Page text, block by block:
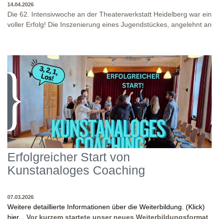
14.04.2026
Die 62. Intensivwoche an der Theaterwerkstatt Heidelberg war ein
voller Erfolg! Die Inszenierung eines Jugendstückes, angelehnt an
Auseinandersetzung mit den Inhalten und Themen dieser Stücke
statt, sowie eine enge Zusammenarbeit in den
Inszenierungsprozessen. Beide Inszenierungen wurden am Ende
auf unserer Bühne präsentiert! Wir danken allen Studierenden
und Dozenten für die gelungene Woche und für die tollen
Abschlusspräsentationen!
WO?
THEATERWERKSTATT HEIDELBERG: KLINGENTEICHSTR. 8, NÄHE
BUSHALTESTELLE PETERSKIRCHE (ALTSTADT)
WANN?
14.04.2026
Erfolgreicher Start von
Kunstanaloges Coaching
07.03.2026
Weitere detaillierte Informationen über die Weiterbildung. (Klick)
hier...
Vor kurzem startete unser neues Weiterbildungsformat